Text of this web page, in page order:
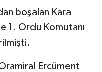
boşalan Kara
1. Ordu Komutanı
Ercüment